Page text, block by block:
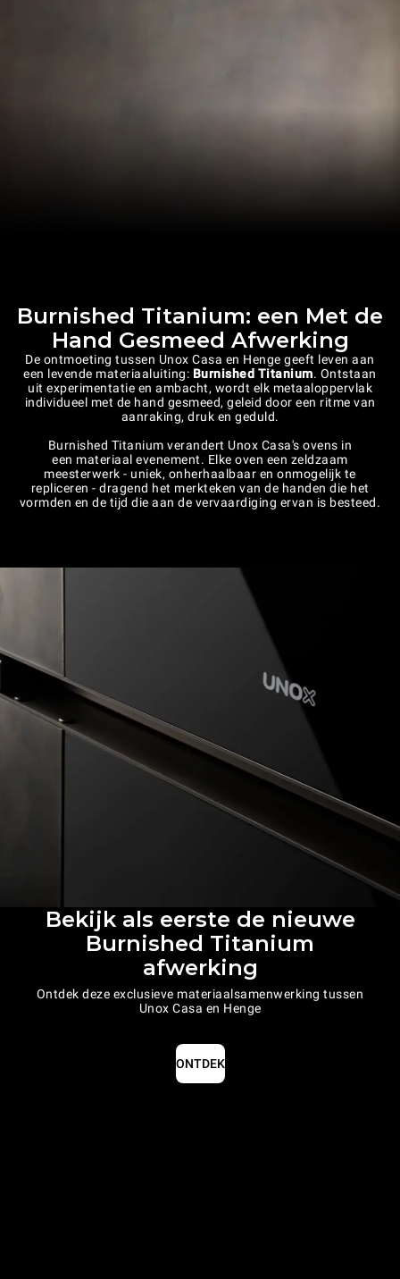
Burnished Titanium: een Met de
Hand Gesmeed Afwerking
De ontmoeting tussen Unox Casa en Henge geeft leven aan
een levende materiaaluiting: Burnished Titanium. Ontstaan
uit experimentatie en ambacht, wordt elk metaaloppervlak
individueel met de hand gesmeed, geleid door een ritme van
aanraking, druk en geduld.
Burnished Titanium verandert Unox Casa's ovens in
een materiaal evenement. Elke oven een zeldzaam
meesterwerk - uniek, onherhaalbaar en onmogelijk te
repliceren - dragend het merkteken van de handen die het
vormden en de tijd die aan de vervaardiging ervan is besteed.
Bekijk als eerste de nieuwe
Burnished Titanium
afwerking
Ontdek deze exclusieve materiaalsamenwerking tussen
Unox Casa en Henge
ONTDEK